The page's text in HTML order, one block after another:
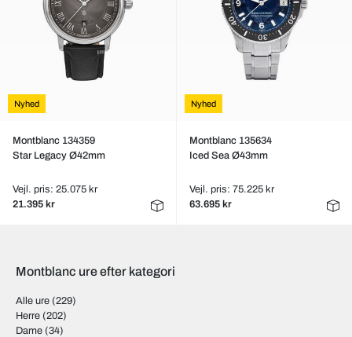
Nyhed
Montblanc 134359
Star Legacy Ø42mm
Vejl. pris: 25.075 kr
21.395 kr
Nyhed
Montblanc 135634
Iced Sea Ø43mm
Vejl. pris: 75.225 kr
63.695 kr
Montblanc ure efter kategori
Alle ure (229)
Herre (202)
Dame (34)